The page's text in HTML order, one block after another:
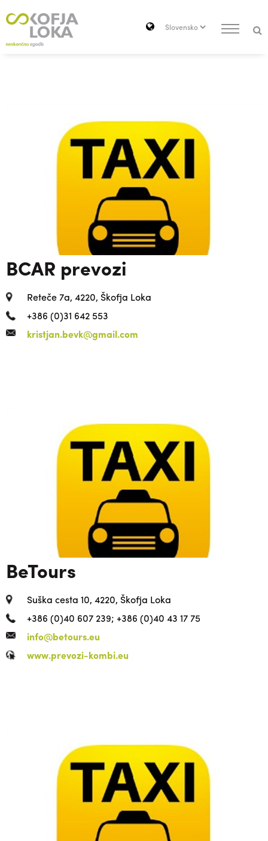
BCAR prevozi
Reteče 7a, 4220, Škofja Loka
+386 (0)31 642 553
kristjan.bevk@gmail.com
BeTours
Suška cesta 10, 4220, Škofja Loka
+386 (0)40 607 239; +386 (0)40 43 17 75
info@betours.eu
www.prevozi-kombi.eu